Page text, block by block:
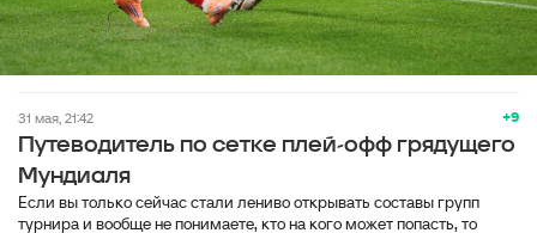
+9
31 мая, 21:42
Путеводитель по сетке плей-офф грядущего
Мундиаля
Если вы только сейчас стали лениво открывать составы групп
турнира и вообще не понимаете, кто на кого может попасть, то